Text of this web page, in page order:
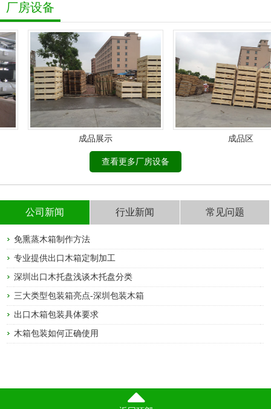
厂房设备
成品展示 成品区
查看更多厂房设备
公司新闻 行业新闻 常见问题
免熏蒸木箱制作方法
专业提供出口木箱定制加工
深圳出口木托盘浅谈木托盘分类
三大类型包装箱亮点-深圳包装木箱
出口木箱包装具体要求
木箱包装如何正确使用